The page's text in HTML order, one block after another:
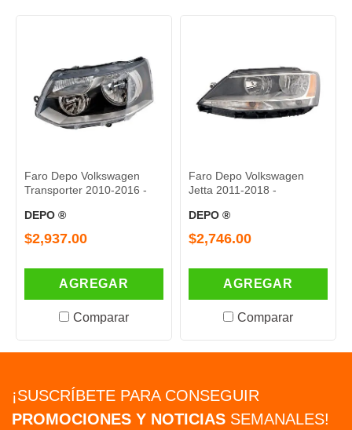
Volkswagen
2010-2016 -
AGREGAR
Comparar
Faro Depo Volkswagen
Jetta 2011-2018 -
$2,746.00
AGREGAR
Comparar
¡SUSCRÍBETE PARA CONSEGUIR
PROMOCIONES Y NOTICIAS SEMANALES!